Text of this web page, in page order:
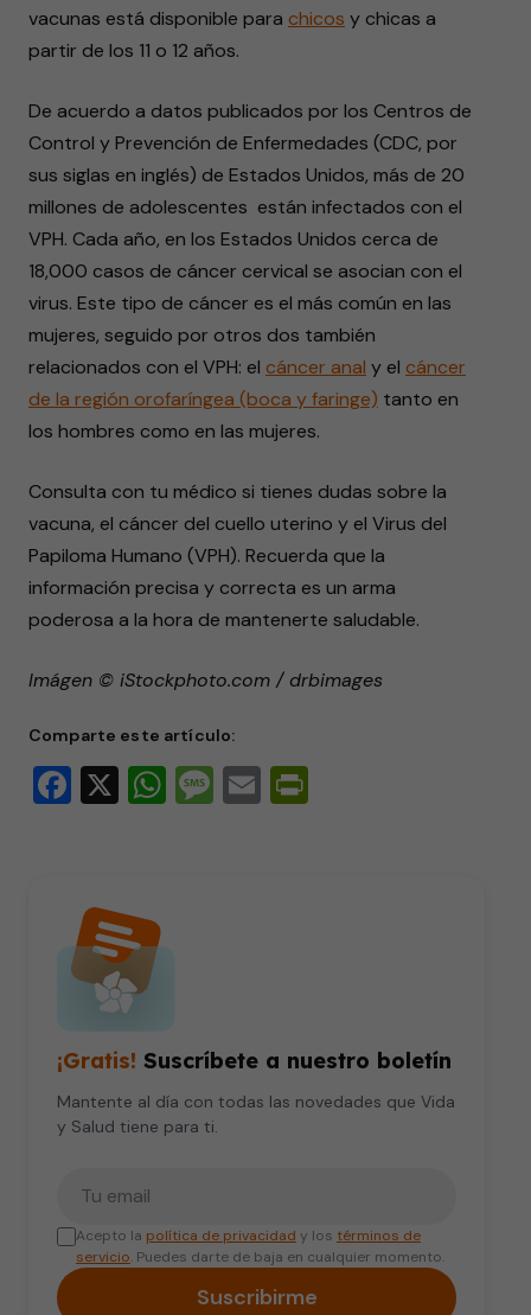
vacunas está disponible para chicos y chicas a
partir de los 11 o 12 años.
De acuerdo a datos publicados por los Centros de
Control y Prevención de Enfermedades (CDC, por
sus siglas en inglés) de Estados Unidos, más de 20
millones de adolescentes están infectados con el
VPH. Cada año, en los Estados Unidos cerca de
18,000 casos de cáncer cervical se asocian con el
virus. Este tipo de cáncer es el más común en las
mujeres, seguido por otros dos también
relacionados con el VPH: el cáncer anal y el cáncer
de la región orofaríngea (boca y faringe) tanto en
los hombres como en las mujeres.
Consulta con tu médico si tienes dudas sobre la
vacuna, el cáncer del cuello uterino y el Virus del
Papiloma Humano (VPH). Recuerda que la
información precisa y correcta es un arma
poderosa a la hora de mantenerte saludable.
Imágen © iStockphoto.com / drbimages
Comparte este artículo:
Facebook
X WhatsApp
Message
Email
¡Gratis! Suscríbete a nuestro boletín
Mantente al día con todas las novedades que Vida
y Salud tiene para ti.
Acepto la política de privacidad y los términos de
servicio. Puedes darte de baja en cualquier momento.
Suscribirme